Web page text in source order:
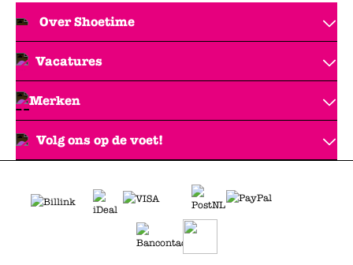
Over Shoetime
Vacatures
Merken
Volg ons op de voet!